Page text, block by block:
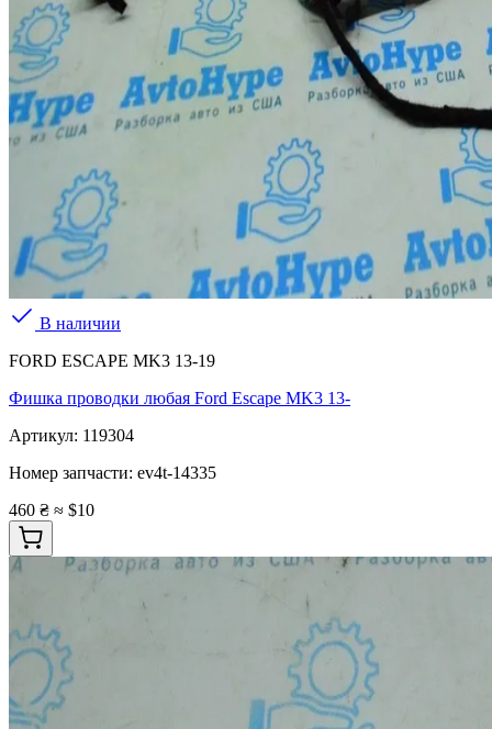
В наличии
FORD ESCAPE MK3 13-19
Фишка проводки любая Ford Escape MK3 13-
Артикул: 119304
Номер запчасти: ev4t-14335
460 ₴ ≈ $10